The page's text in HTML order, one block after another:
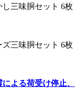
し三味胴セット 6枚
三味胴セット 6枚
よる荷受け停止、